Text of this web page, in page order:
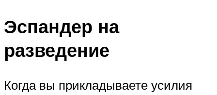
Эспандер на
разведение
Когда вы прикладываете усилия